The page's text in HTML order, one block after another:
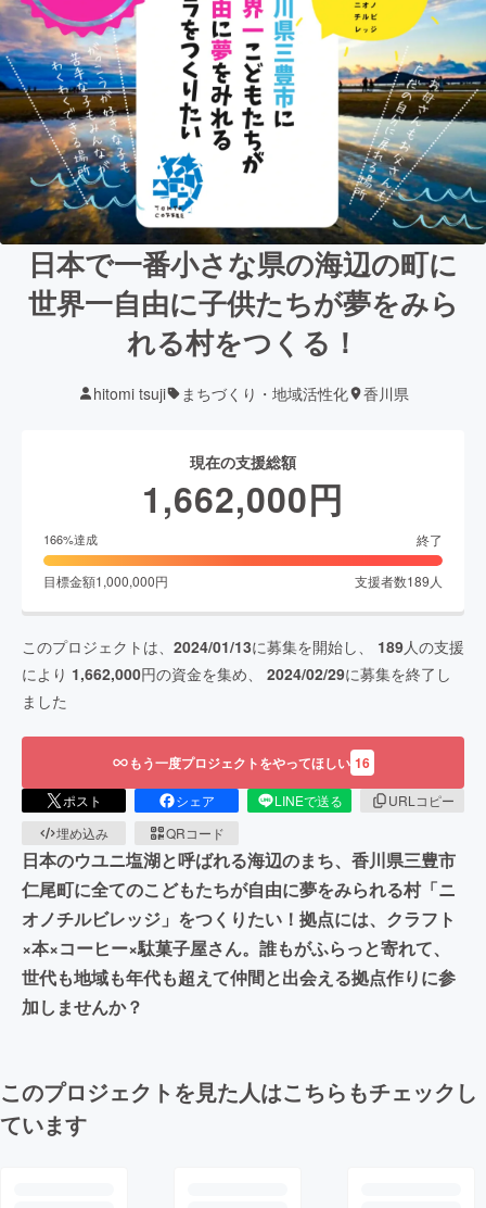
日本で一番小さな県の海辺の町に
世界一自由に子供たちが夢をみら
れる村をつくる！
hitomi tsuji まちづくり・地域活性化 香川県
現在の支援総額
1,662,000円
166%達成 終了
目標金額1,000,000円 支援者数189 人
このプロジェクトは、 2024/01/13に募集を開始し、 189人の支援
により 1,662,000円の資金を集め、 2024/02/29に募集を終了し
ました
もう一度プロジェクトをやってほしい 16
ポスト シェア LINEで送る
URLコピー
埋め込み
QRコード
日本のウユニ塩湖と呼ばれる海辺のまち、香川県三豊市
仁尾町に全てのこどもたちが自由に夢をみられる村「ニ
オノチルビレッジ」をつくりたい！拠点には、クラフト
×本×コーヒー×駄菓子屋さん。誰もがふらっと寄れて、
世代も地域も年代も超えて仲間と出会える拠点作りに参
加しませんか？
このプロジェクトを見た人はこちらもチェックし
ています